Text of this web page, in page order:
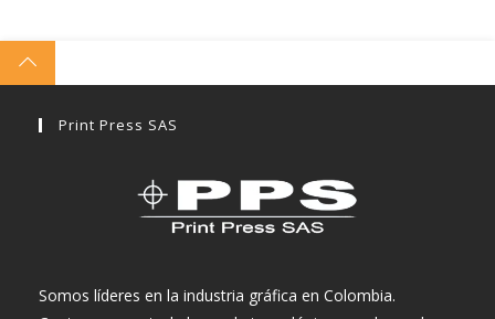
Print Press SAS
Somos líderes en la industria gráfica en Colombia.